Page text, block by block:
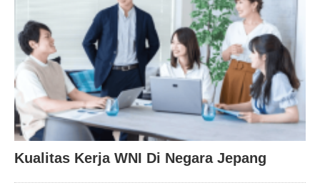
Kualitas Kerja WNI Di Negara Jepang